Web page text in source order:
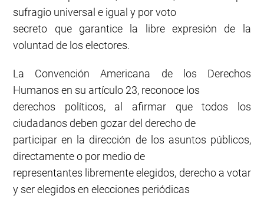
sufragio universal e igual y por voto
secreto que garantice la libre expresión de la
voluntad de los electores.
La Convención Americana de los Derechos
Humanos en su artículo 23, reconoce los
derechos políticos, al afirmar que todos los
ciudadanos deben gozar del derecho de
participar en la dirección de los asuntos públicos,
directamente o por medio de
representantes libremente elegidos, derecho a votar
y ser elegidos en elecciones periódicas